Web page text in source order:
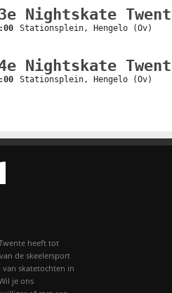
Nightskate
Stationsplein, Hengelo (Ov)
Nightskate
Stationsplein, Hengelo (Ov)
heeft tot
de skeelersport
skatetochten in
je ons